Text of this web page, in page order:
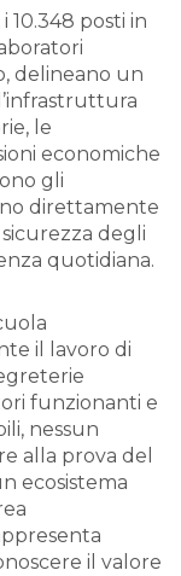
10.348 posti in
delineano un
le
economiche
gli
direttamente
sicurezza degli
quotidiana.
il lavoro di
funzionanti e
nessun
alla prova del
ecosistema
il valore